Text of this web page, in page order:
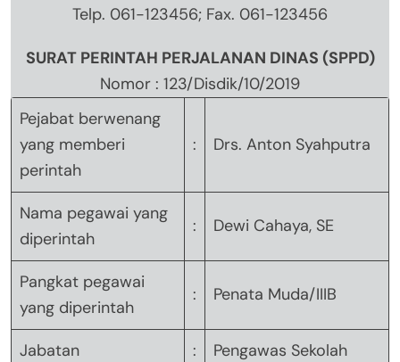
Telp. 061-123456; Fax. 061-123456
SURAT PERINTAH PERJALANAN DINAS (SPPD)
Nomor : 123/Disdik/10/2019
Pejabat berwenang
yang memberi
perintah
: Drs. Anton Syahputra
Nama pegawai yang
diperintah
: Dewi Cahaya, SE
Pangkat pegawai
yang diperintah
: Penata Muda/IIIB
Jabatan : Pengawas Sekolah